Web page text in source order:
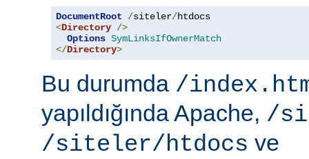
DocumentRoot /siteler/
<Directory />
Options SymLinksIfOwnerMatch
</Directory>
Bu durumda /
yapıldığında Apache, /
/siteler/htdocs ve